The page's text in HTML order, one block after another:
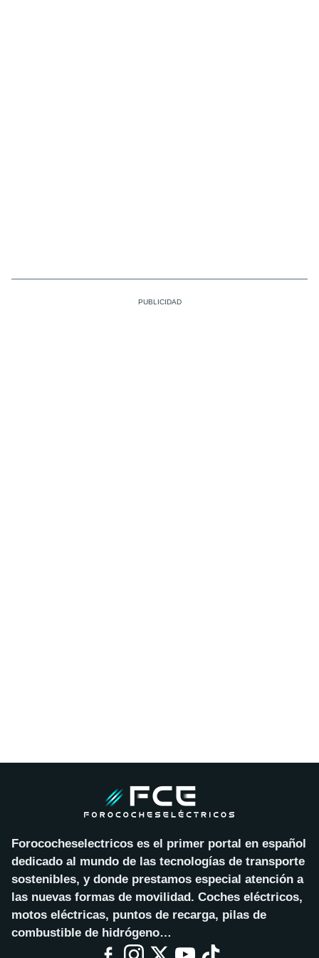
Forococheselectricos es el primer portal en español
dedicado al mundo de las tecnologías de transporte
sostenibles, y donde prestamos especial atención a
las nuevas formas de movilidad. Coches eléctricos,
motos eléctricas, puntos de recarga, pilas de
combustible de hidrógeno…